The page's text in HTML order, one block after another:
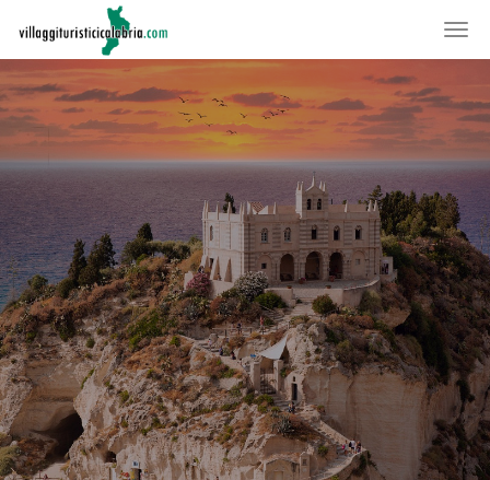
LA VACANZA
SU MISURA
PER TE
TROVA VILLAGGIO